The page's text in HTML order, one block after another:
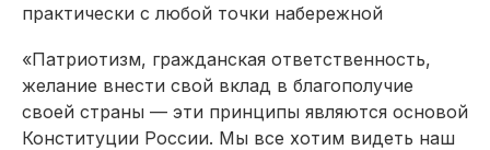
практически с любой точки набережной
«Патриотизм, гражданская ответственность,
желание внести свой вклад в благополучие
своей страны — эти принципы являются основой
Конституции России. Мы все хотим видеть наш